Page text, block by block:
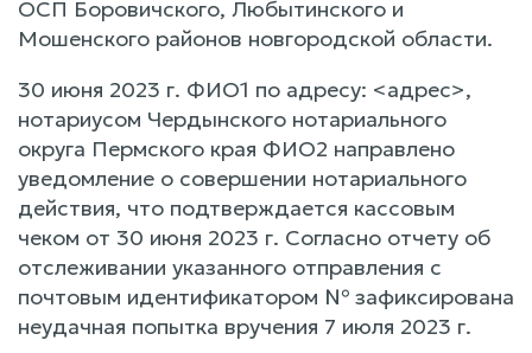
ОСП Боровичского, Любытинского и
Мошенского районов новгородской области.
30 июня 2023 г. ФИО1 по адресу: <адрес>,
нотариусом Чердынского нотариального
округа Пермского края ФИО2 направлено
уведомление о совершении нотариального
действия, что подтверждается кассовым
чеком от 30 июня 2023 г. Согласно отчету об
отслеживании указанного отправления с
почтовым идентификатором № зафиксирована
неудачная попытка вручения 7 июля 2023 г.